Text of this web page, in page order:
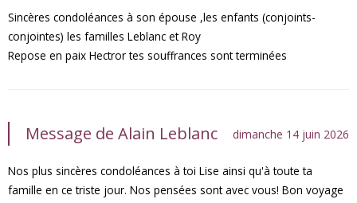
Sincères condoléances à son épouse ,les enfants (conjoints-
conjointes) les familles Leblanc et Roy
Repose en paix Hectror tes souffrances sont terminées
Message de Alain Leblanc dimanche 14 juin 2026
Nos plus sincères condoléances à toi Lise ainsi qu'à toute ta
famille en ce triste jour. Nos pensées sont avec vous! Bon voyage